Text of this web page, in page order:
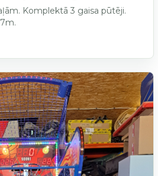
Komplektā 3 gaisa pūtēji.